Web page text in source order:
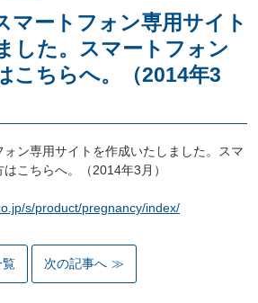
マートフォン専用サイト
した。スマートフォン
こちらへ。（2014年3
ン専用サイトを作成いたしました。スマ
こちらへ。（2014年3月）
s/product/pregnancy/index/
覧 次の記事へ